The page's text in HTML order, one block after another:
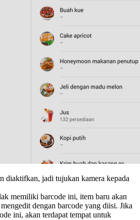
diaktifkan, jadi tujukan kamera kepada
memiliki barcode ini, item baru akan
dengan barcode yang diisi. Jika
ini, akan terdapat tempat untuk